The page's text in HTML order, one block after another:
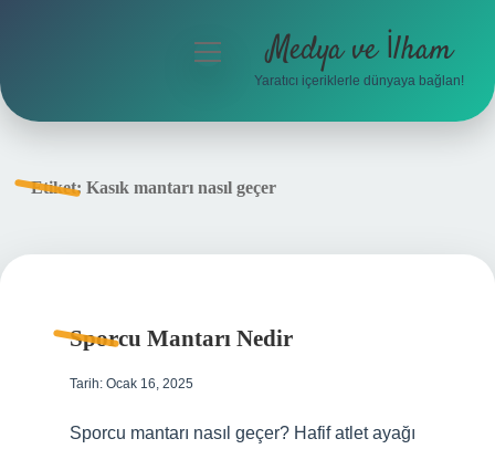
menüyü
Medya ve İlham
Yaratıcı içeriklerle dünyaya bağlan!
Etiket: Kasık mantarı nasıl geçer
Sporcu Mantarı Nedir
Tarih: Ocak 16, 2025
Sporcu mantarı nasıl geçer? Hafif atlet ayağı